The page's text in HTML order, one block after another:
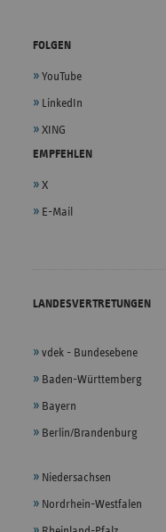
FOLGEN
YouTube
LinkedIn
XING
EMPFEHLEN
X
E-Mail
LANDESVERTRETUNGEN
vdek - Bundesebene
Baden-Württemberg
Bayern
Berlin/Brandenburg
Niedersachsen
Nordrhein-Westfalen